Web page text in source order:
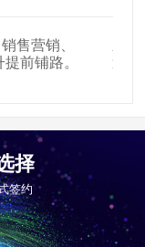
学校，
各大城市。
654
择
签约